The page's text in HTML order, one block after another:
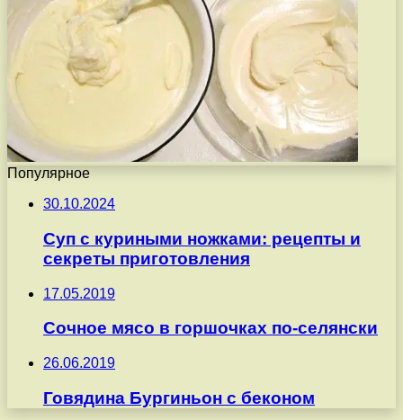
Популярное
30.10.2024
Суп с куриными ножками: рецепты и
секреты приготовления
17.05.2019
Сочное мясо в горшочках по-селянски
26.06.2019
Говядина Бургиньон с беконом